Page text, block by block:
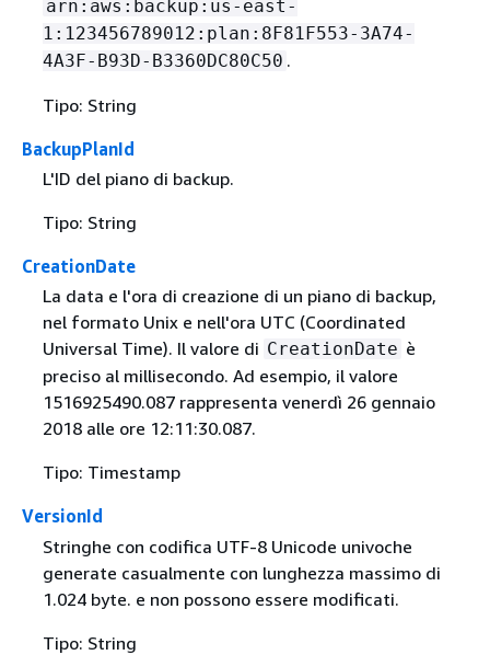
arn:aws:backup:us-east-
1:123456789012:plan:8F81F553-3A74-
4A3F-B93D-B3360DC80C50 .
Tipo: String
BackupPlanId
L'ID del piano di backup.
Tipo: String
CreationDate
La data e l'ora di creazione di un piano di backup,
nel formato Unix e nell'ora UTC (Coordinated
Universal Time). Il valore di CreationDate è
preciso al millisecondo. Ad esempio, il valore
1516925490.087 rappresenta venerdì 26 gennaio
2018 alle ore 12:11:30.087.
Tipo: Timestamp
VersionId
Stringhe con codifica UTF-8 Unicode univoche
generate casualmente con lunghezza massimo di
1.024 byte. e non possono essere modificati.
Tipo: String